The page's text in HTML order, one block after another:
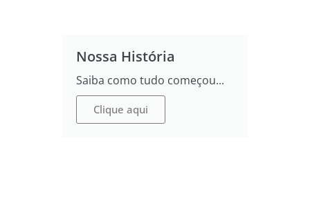
Nossa História
Saiba como tudo começou...
Clique aqui